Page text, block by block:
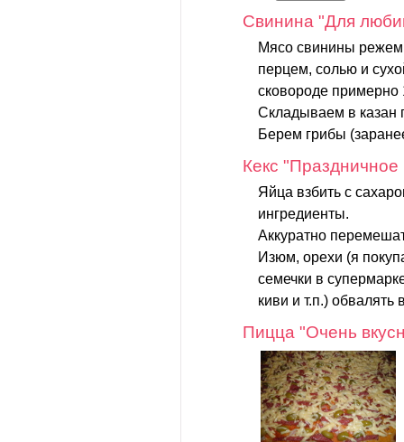
Cвинина "Для
Мясо свинины режем
перцем, солью и
сковороде примерно
Складываем в казан
Берем грибы
Кекс
Яйца взбить с
ингредиенты.
Аккуратно
Изюм, орехи (я
семечки в
киви и т.п.) обвалять
Пицца "Очень